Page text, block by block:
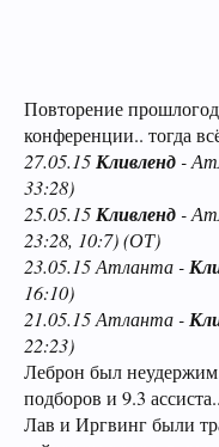
Повторение
конференции.. тогда
27.05.15Кливленд -
33:28)
25.05.15Кливленд -
23:28, 10:7) (ОТ)
23.05.15 Атланта -
16:10)
21.05.15 Атланта -
22:23)
Леброн был
подборов и 9.3 ассиста..
Лав и Иргвинг были